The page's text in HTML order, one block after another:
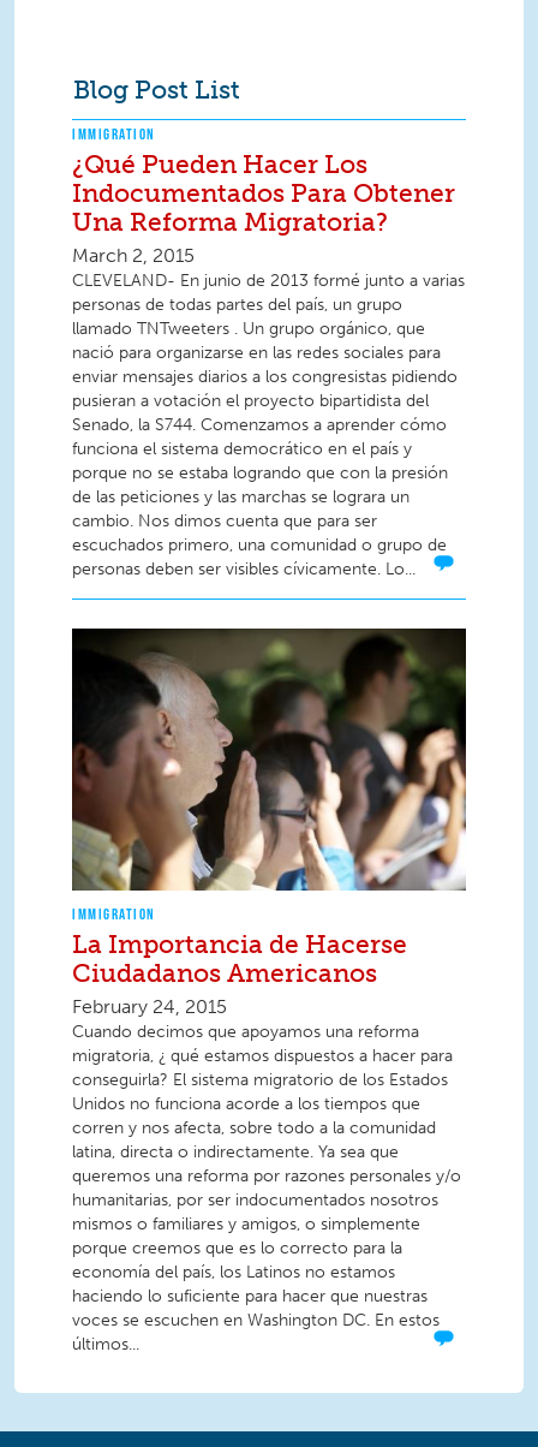
Blog Post List
IMMIGRATION
¿Qué Pueden Hacer Los
Indocumentados Para Obtener
Una Reforma Migratoria?
March 2, 2015
CLEVELAND- En junio de 2013 formé junto a varias
personas de todas partes del país, un grupo
llamado TNTweeters . Un grupo orgánico, que
nació para organizarse en las redes sociales para
enviar mensajes diarios a los congresistas pidiendo
pusieran a votación el proyecto bipartidista del
Senado, la S744. Comenzamos a aprender cómo
funciona el sistema democrático en el país y
porque no se estaba logrando que con la presión
de las peticiones y las marchas se lograra un
cambio. Nos dimos cuenta que para ser
escuchados primero, una comunidad o grupo de
personas deben ser visibles cívicamente. Lo...
IMMIGRATION
La Importancia de Hacerse
Ciudadanos Americanos
February 24, 2015
Cuando decimos que apoyamos una reforma
migratoria, ¿ qué estamos dispuestos a hacer para
conseguirla? El sistema migratorio de los Estados
Unidos no funciona acorde a los tiempos que
corren y nos afecta, sobre todo a la comunidad
latina, directa o indirectamente. Ya sea que
queremos una reforma por razones personales y/o
humanitarias, por ser indocumentados nosotros
mismos o familiares y amigos, o simplemente
porque creemos que es lo correcto para la
economía del país, los Latinos no estamos
haciendo lo suficiente para hacer que nuestras
voces se escuchen en Washington DC. En estos
últimos...